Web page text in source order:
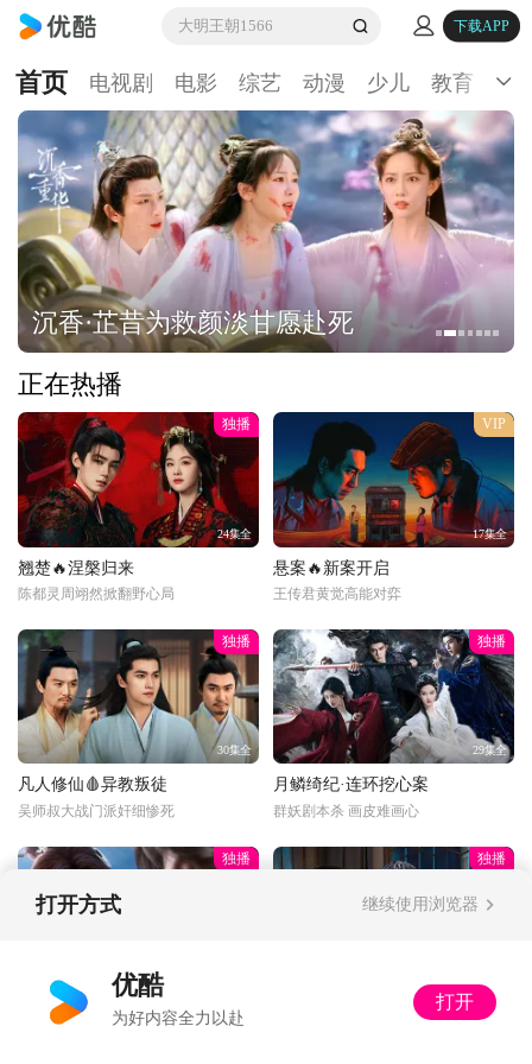
大明王朝1566 下载APP
首页 电视剧 电影 综艺 动漫 少儿 教育 生
沉香·芷昔为救颜淡甘愿赴死
正在热播
独播
24集全
翘楚🔥涅槃归来
陈都灵周翊然掀翻野心局
VIP
17集全
悬案🔥新案开启
王传君黄觉高能对弈
独播
30集全
凡人修仙🩸异教叛徒
吴师叔大战门派奸细惨死
独播
29集全
月鳞绮纪·连环挖心案
群妖剧本杀 画皮难画心
独播
光阴之外💰富婆打赏
丁雪：多了收着，姐不差钱
独播
以法之名🔍暂停离职
打开方式 继续使用浏览器
优酷
为好内容全力以赴
打开